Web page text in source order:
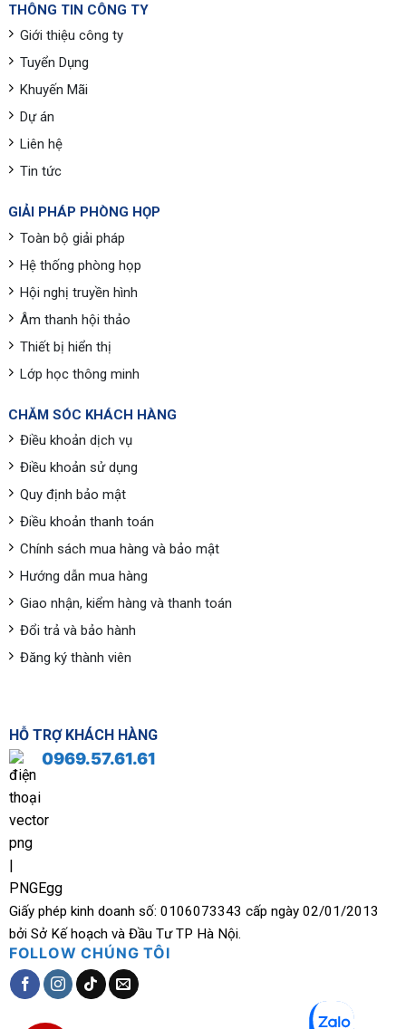
THÔNG TIN CÔNG TY
Giới thiệu công ty
Tuyển Dụng
Khuyến Mãi
Dự án
Liên hệ
Tin tức
GIẢI PHÁP PHÒNG HỌP
Toàn bộ giải pháp
Hệ thống phòng họp
Hội nghị truyền hình
Âm thanh hội thảo
Thiết bị hiển thị
Lớp học thông minh
CHĂM SÓC KHÁCH HÀNG
Điều khoản dịch vụ
Điều khoản sử dụng
Quy định bảo mật
Điều khoản thanh toán
Chính sách mua hàng và bảo mật
Hướng dẫn mua hàng
Giao nhận, kiểm hàng và thanh toán
Đổi trả và bảo hành
Đăng ký thành viên
HỖ TRỢ KHÁCH HÀNG
0969.57.61.61
Giấy phép kinh doanh số: 0106073343 cấp ngày 02/01/2013
bởi Sở Kế hoạch và Đầu Tư TP Hà Nội.
FOLLOW CHÚNG TÔI